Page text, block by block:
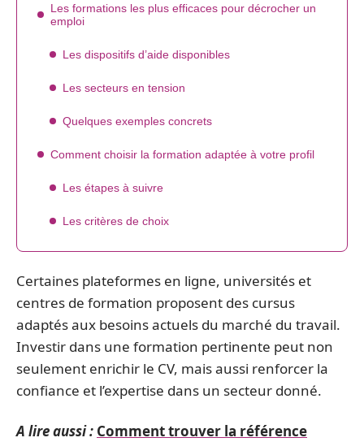
Les formations les plus efficaces pour décrocher un
emploi
Les dispositifs d’aide disponibles
Les secteurs en tension
Quelques exemples concrets
Comment choisir la formation adaptée à votre profil
Les étapes à suivre
Les critères de choix
Certaines plateformes en ligne, universités et
centres de formation proposent des cursus
adaptés aux besoins actuels du marché du travail.
Investir dans une formation pertinente peut non
seulement enrichir le CV, mais aussi renforcer la
confiance et l’expertise dans un secteur donné.
A lire aussi : Comment trouver la référence